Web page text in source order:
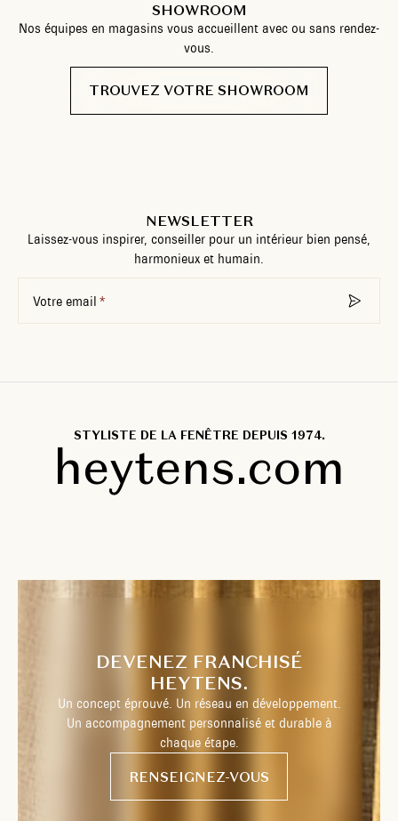
SHOWROOM
Nos équipes en magasins vous accueillent avec ou sans rendez-
vous.
TROUVEZ VOTRE SHOWROOM
NEWSLETTER
Laissez-vous inspirer, conseiller pour un intérieur bien pensé,
harmonieux et humain.
Votre email
STYLISTE DE LA FENÊTRE DEPUIS 1974.
heytens.com
DEVENEZ FRANCHISÉ
HEYTENS.
Un concept éprouvé. Un réseau en développement.
Un accompagnement personnalisé et durable à
chaque étape.
RENSEIGNEZ-VOUS